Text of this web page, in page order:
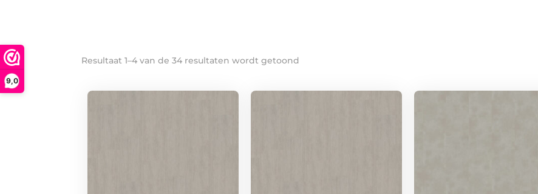
9,0
Resultaat 1–4 van de 34 resultaten wordt getoond